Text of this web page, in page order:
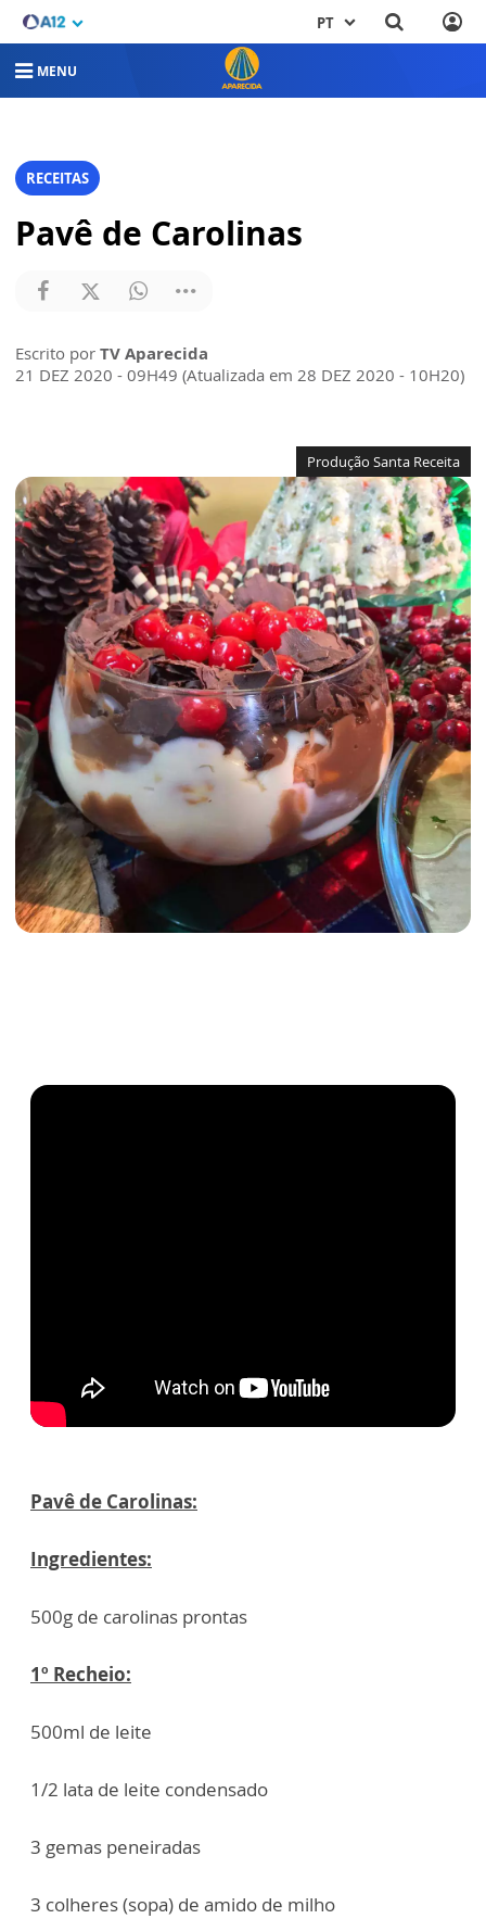
PT
MENU
RECEITAS
Pavê de Carolinas
Escrito por TV Aparecida
21 DEZ 2020 - 09H49 (Atualizada em 28 DEZ 2020 - 10H20)
Produção Santa Receita
Pavê de Carolinas:
Ingredientes:
500g de carolinas prontas
1º Recheio:
500ml de leite
1/2 lata de leite condensado
3 gemas peneiradas
3 colheres (sopa) de amido de milho